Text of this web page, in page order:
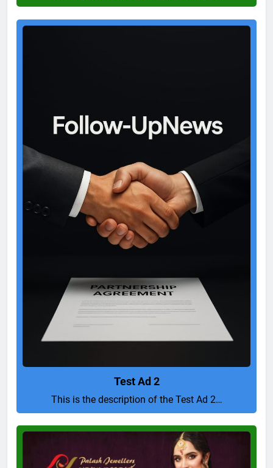
Test Ad 2
This is the description of the Test Ad 2…